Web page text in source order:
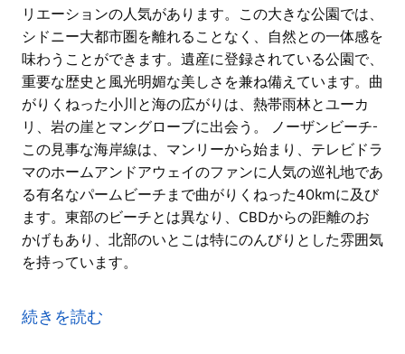
リエーションの人気があります。この大きな公園では、
シドニー大都市圏を離れることなく、自然との一体感を
味わうことができます。遺産に登録されている公園で、
重要な歴史と風光明媚な美しさを兼ね備えています。曲
がりくねった小川と海の広がりは、熱帯雨林とユーカ
リ、岩の崖とマングローブに出会う。 ノーザンビーチ-
この見事な海岸線は、マンリーから始まり、テレビドラ
マのホームアンドアウェイのファンに人気の巡礼地であ
る有名なパームビーチまで曲がりくねった40kmに及び
ます。東部のビーチとは異なり、CBDからの距離のお
かげもあり、北部のいとこは特にのんびりとした雰囲気
を持っています。
イチェイス国立公園は、地元の人々にも観光客にもレク
リエーションの人気があります。この大きな公園では、
続きを読む